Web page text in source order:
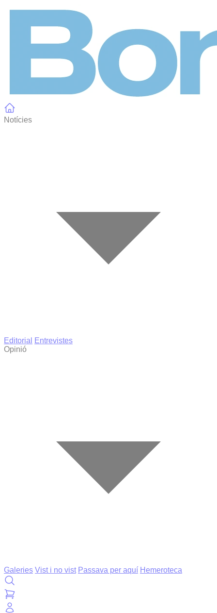
Notícies
Editorial
Entrevistes
Opinió
Galeries Vist i no vist Passava per aquí Hemeroteca